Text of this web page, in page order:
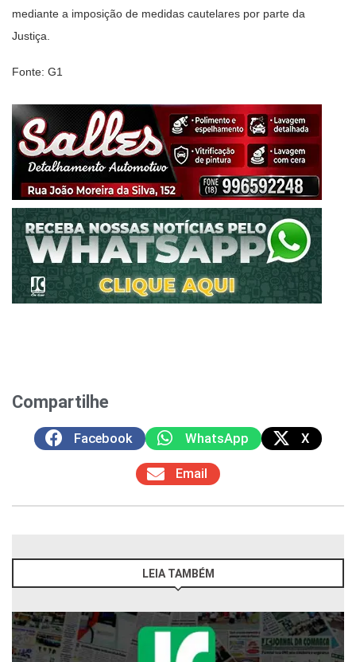
mediante a imposição de medidas cautelares por parte da
Justiça.
Fonte: G1
Compartilhe
Facebook WhatsApp X
Email
LEIA TAMBÉM